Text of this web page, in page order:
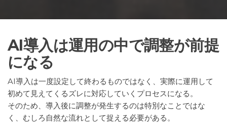
AI導入は運用の中で調整が前提
になる
AI導入は一度設定して終わるものではなく、実際に運用して
初めて見えてくるズレに対応していくプロセスになる。
そのため、導入後に調整が発生するのは特別なことではな
く、むしろ自然な流れとして捉える必要がある。